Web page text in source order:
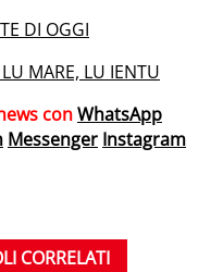
DI OGGI
MARE, LU IENTU
conWhatsApp
Messenger Instagram
CORRELATI